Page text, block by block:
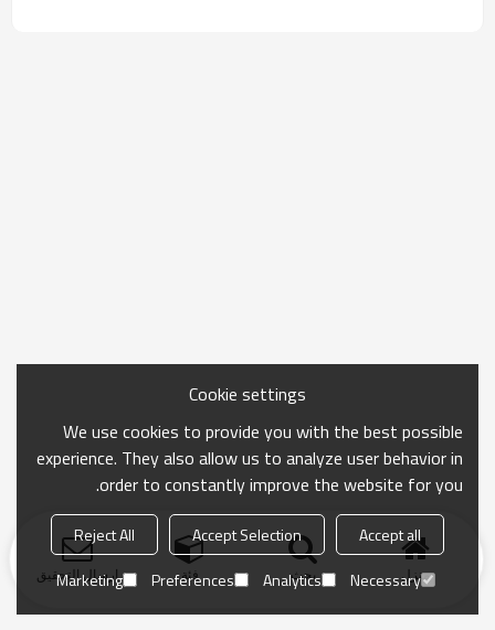
منزل بحث فئة ارسال التحقيق
Cookie settings
We use cookies to provide you with the best possible
experience. They also allow us to analyze user behavior in
order to constantly improve the website for you.
Accept all
Accept Selection
Reject All
Necessary
Analytics
Preferences
Marketing